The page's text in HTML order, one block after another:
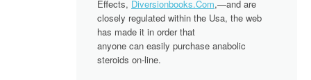
Effects, Diversionbooks.Com,—and are
closely regulated within the Usa, the web
has made it in order that
anyone can easily purchase anabolic
steroids on-line.